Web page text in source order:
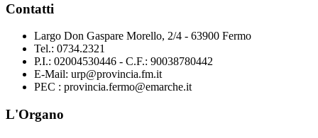
Contatti
Largo Don Gaspare Morello, 2/4 - 63900 Fermo
Tel.: 0734.2321
P.I.: 02004530446 - C.F.: 90038780442
E-Mail: urp@provincia.fm.it
PEC : provincia.fermo@emarche.it
L'Organo